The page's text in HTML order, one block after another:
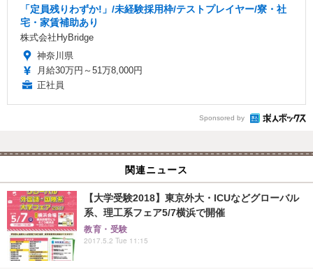
「定員残りわずか!」/未経験採用枠/テストプレイヤー/寮・社
宅・家賃補助あり
株式会社HyBridge
神奈川県
月給30万円～51万8,000円
正社員
Sponsored by
関連ニュース
【大学受験2018】東京外大・ICUなどグローバル
系、理工系フェア5/7横浜で開催
教育・受験
2017.5.2 Tue 11:15